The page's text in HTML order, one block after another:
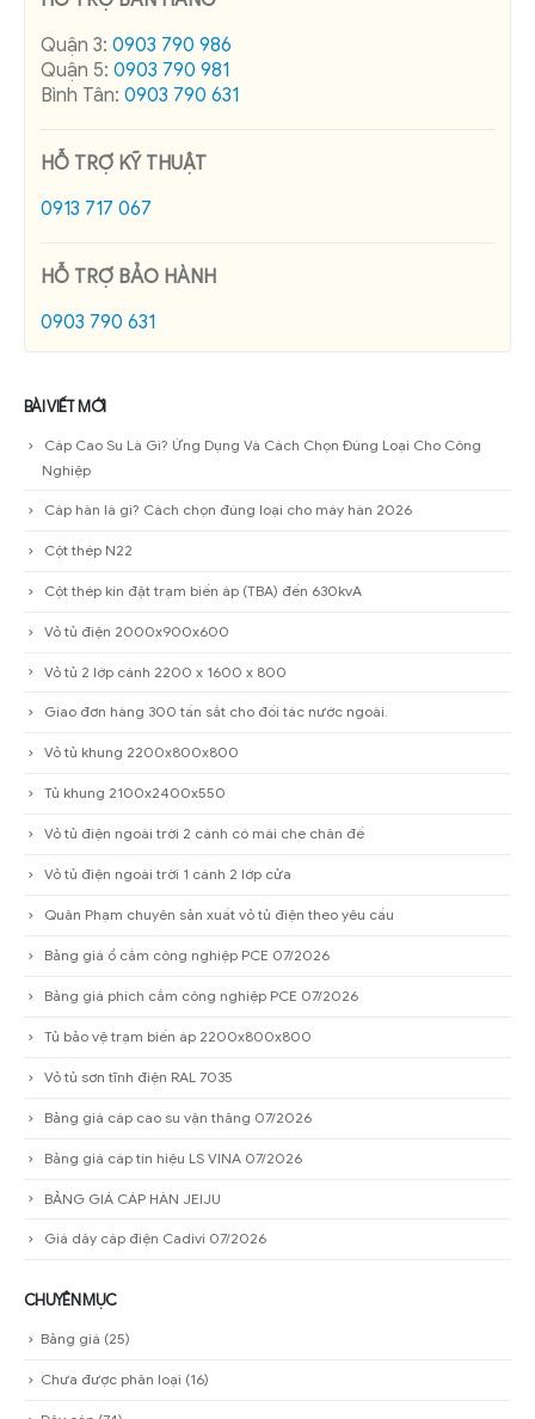
Quận 3: 0903 790 986
Quận 5: 0903 790 981
HỖ TRỢ KỸ THUẬT
HỖ TRỢ BẢO HÀNH
0903 790 631
Nghiệp
Cáp hàn là gì? Cách chọn đúng loại cho máy hàn 2026
Cột thép N22
Cột thép kín đặt trạm biến áp (TBA) đến 630kvA
Vỏ tủ điện 2000x900x600
Vỏ tủ 2 lớp cánh 2200 x 1600 x 800
Giao đơn hàng 300 tấn sắt cho đối tác nước ngoài.
Vỏ tủ khung 2200x800x800
Tủ khung 2100x2400x550
Vỏ tủ điện ngoài trời 2 cánh có mái che chân đế
Vỏ tủ điện ngoài trời 1 cánh 2 lớp cửa
Quân Phạm chuyên sản xuất vỏ tủ điện theo yêu cầu
Bảng giá ổ cắm công nghiệp PCE 07/2026
Bảng giá phích cắm công nghiệp PCE 07/2026
Tủ bảo vệ trạm biến áp 2200x800x800
Vỏ tủ sơn tĩnh điện RAL 7035
Bảng giá cáp cao su vận thăng 07/2026
Bảng giá cáp tín hiệu LS VINA 07/2026
BẢNG GIÁ CÁP HÀN JEIJU
Giá dây cáp điện Cadivi 07/2026